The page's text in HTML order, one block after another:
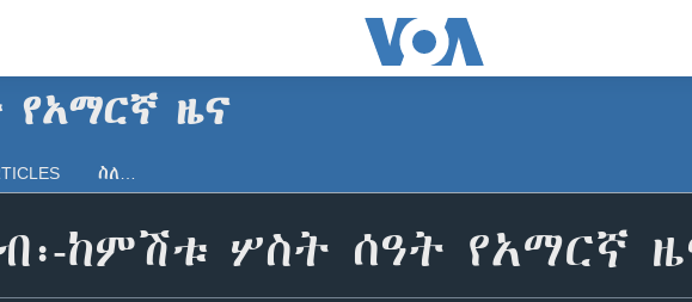
የአማርኛ ዜና
ስለ…
ከምሽቱ ሦስት ሰዓት የአማርኛ